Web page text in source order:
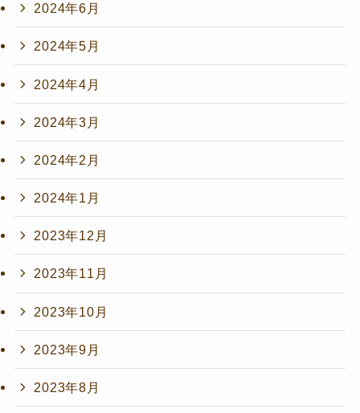
2024年6月
2024年5月
2024年4月
2024年3月
2024年2月
2024年1月
2023年12月
2023年11月
2023年10月
2023年9月
2023年8月